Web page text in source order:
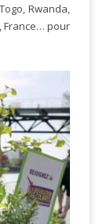
Rwanda,
France… pour